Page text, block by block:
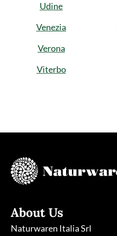
Udine
Venezia
Verona
Viterbo
About Us
Naturwaren Italia Srl